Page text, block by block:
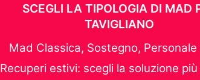
SCEGLI LA TIPOLOGIA DI MAD
TAVIGLIANO
Mad Classica, Sostegno, Personale
Recuperi estivi: scegli la soluzione